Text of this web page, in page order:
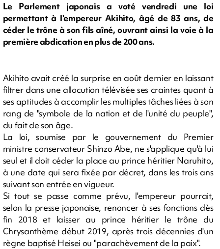
Le Parlement japonais a voté vendredi une loi
permettant à l'empereur Akihito, âgé de 83 ans, de
céder le trône à son fils aîné, ouvrant ainsi la voie à la
première abdication en plus de 200 ans.
Akihito avait créé la surprise en août dernier en laissant
filtrer dans une allocution télévisée ses craintes quant à
ses aptitudes à accomplir les multiples tâches liées à son
rang de "symbole de la nation et de l'unité du peuple",
du fait de son âge.
La loi, soumise par le gouvernement du Premier
ministre conservateur Shinzo Abe, ne s'applique qu'à lui
seul et il doit céder la place au prince héritier Naruhito,
à une date qui sera fixée par décret, dans les trois ans
suivant son entrée en vigueur.
Si tout se passe comme prévu, l'empereur pourrait,
selon la presse japonaise, renoncer à ses fonctions dès
fin 2018 et laisser au prince héritier le trône du
Chrysanthème début 2019, après trois décennies d'un
règne baptisé Heisei ou "parachèvement de la paix".